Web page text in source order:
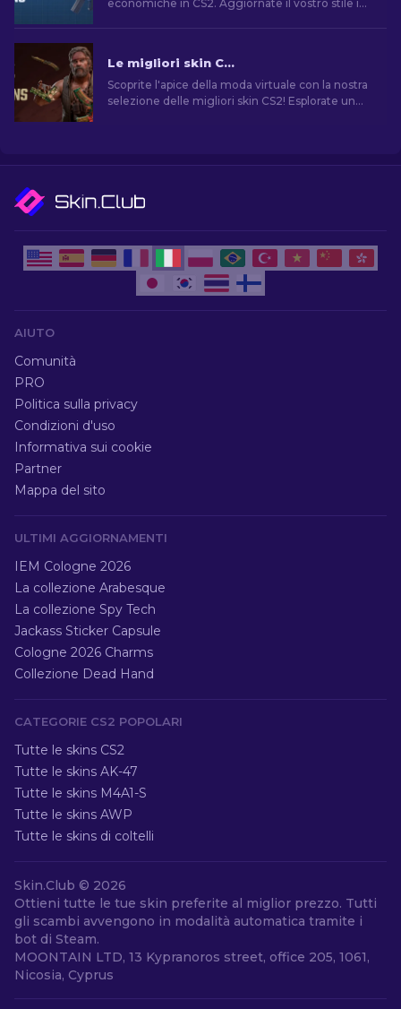
economiche in CS2. Aggiornate il vostro stile in
Le migliori skin CS2 [2026]
Scoprite l'apice della moda virtuale con la nostra
selezione delle migliori skin CS2! Esplorate un
AIUTO
Comunità
PRO
Politica sulla privacy
Condizioni d'uso
Informativa sui cookie
Partner
Mappa del sito
ULTIMI AGGIORNAMENTI
IEM Cologne 2026
La collezione Arabesque
La collezione Spy Tech
Jackass Sticker Capsule
Cologne 2026 Charms
Collezione Dead Hand
CATEGORIE CS2 POPOLARI
Tutte le skins CS2
Tutte le skins AK-47
Tutte le skins M4A1-S
Tutte le skins AWP
Tutte le skins di coltelli
Skin.Club © 2026
Ottieni tutte le tue skin preferite al miglior prezzo. Tutti
gli scambi avvengono in modalità automatica tramite i
bot di Steam.
MOONTAIN LTD, 13 Kypranoros street, office 205, 1061,
Nicosia, Cyprus